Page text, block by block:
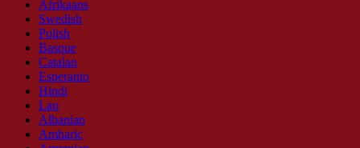
Afrikaans
Swedish
Polish
Basque
Catalan
Esperanto
Hindi
Lao
Albanian
Amharic